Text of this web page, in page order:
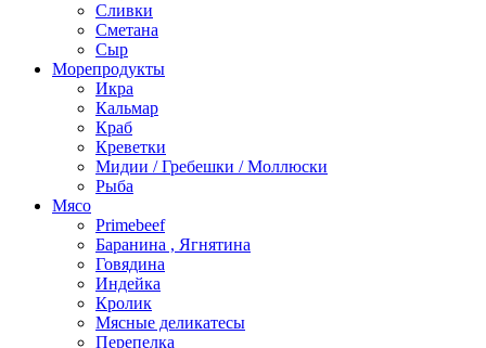
Сливки
Сметана
Сыр
Морепродукты
Икра
Кальмар
Краб
Креветки
Мидии / Гребешки / Моллюски
Рыба
Мясо
Primebeef
Баранина , Ягнятина
Говядина
Индейка
Кролик
Мясные деликатесы
Перепелка